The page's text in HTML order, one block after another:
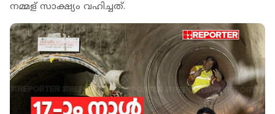
നമ്മള് സാക്ഷ്യം വഹിച്ചത്.